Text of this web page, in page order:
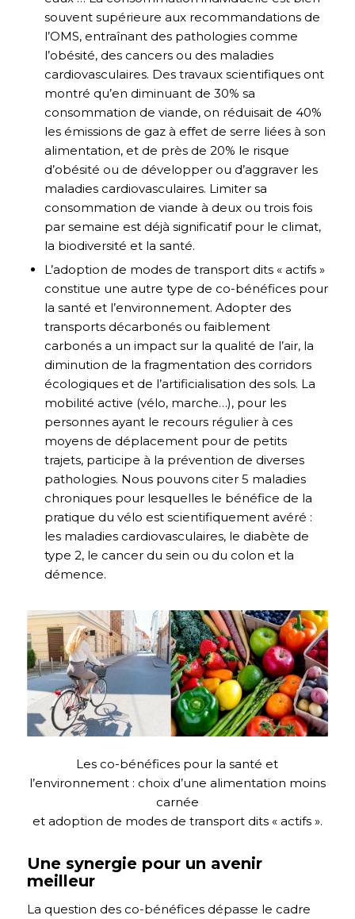
souvent supérieure aux recommandations de
l’OMS, entraînant des pathologies comme
l’obésité, des cancers ou des maladies
cardiovasculaires. Des travaux scientifiques ont
montré qu’en diminuant de 30% sa
consommation de viande, on réduisait de 40%
les émissions de gaz à effet de serre liées à son
alimentation, et de près de 20% le risque
d’obésité ou de développer ou d’aggraver les
maladies cardiovasculaires. Limiter sa
consommation de viande à deux ou trois fois
par semaine est déjà significatif pour le climat,
la biodiversité et la santé.
L’adoption de modes de transport dits « actifs »
constitue une autre type de co-bénéfices pour
la santé et l’environnement. Adopter des
transports décarbonés ou faiblement
carbonés a un impact sur la qualité de l’air, la
diminution de la fragmentation des corridors
écologiques et de l’artificialisation des sols. La
mobilité active (vélo, marche…), pour les
personnes ayant le recours régulier à ces
moyens de déplacement pour de petits
trajets, participe à la prévention de diverses
pathologies. Nous pouvons citer 5 maladies
chroniques pour lesquelles le bénéfice de la
pratique du vélo est scientifiquement avéré :
les maladies cardiovasculaires, le diabète de
type 2, le cancer du sein ou du colon et la
démence.
Les co-bénéfices pour la santé et
l’environnement : choix d’une alimentation moins
carnée
et adoption de modes de transport dits « actifs ».
Une synergie pour un avenir
meilleur
La question des co-bénéfices dépasse le cadre